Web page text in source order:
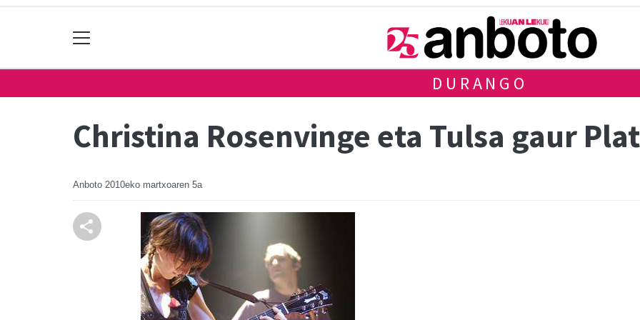
DURANGO
Christina Rosenvinge eta Tulsa gaur
Anboto 2010eko martxoaren 5a